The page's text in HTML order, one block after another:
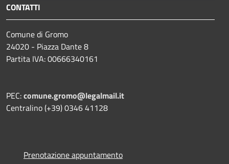
CONTATTI
Comune di Gromo
24020 - Piazza Dante 8
Partita IVA: 00666340161
PEC:comune.gromo@legalmail.it
Centralino (+39) 0346 41128
Prenotazione appuntamento